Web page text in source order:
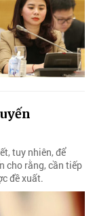
tuy nhiên, để
cho rằng, cần tiếp
đề xuất.